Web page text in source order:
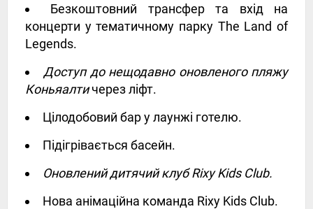
Безкоштовний трансфер та вхід на
концерти у тематичному парку The Land of
Legends.
Доступ до нещодавно оновленого пляжу
Коньяалтичерез ліфт.
Цілодобовий бар у лаунжі готелю.
Підігрівається басейн.
Оновлений дитячий клуб Rixy Kids Club.
Нова анімаційна команда Rixy Kids Club.